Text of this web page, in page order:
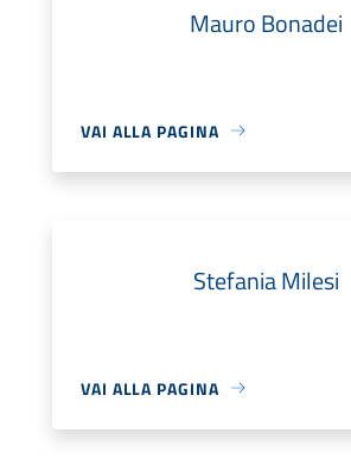
Mauro Bonadei
VAI ALLA PAGINA
Stefania Milesi
VAI ALLA PAGINA